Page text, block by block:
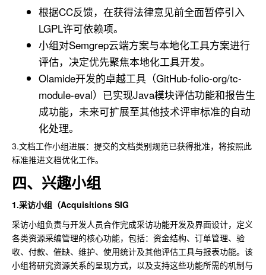
根据CC反馈，在获得法律意见前全面暂停引入
LGPL许可依赖项。
小组对Semgrep云端方案与本地化工具方案进行
评估，决定优先聚焦本地化工具开发。
Olamide开发的卓越工具（GitHub-folio-org/tc-
module-eval）已实现Java模块评估功能和报告生
成功能，未来可扩展至其他技术评审标准的自动
化处理。
3.文档工作小组进展：提交的文档类别规范已获得批准，将按照此
标准推进文档优化工作。
四、兴趣小组
1.采访小组（Acquisitions SIG
采访小组负责与开发人员合作完成采访功能开发及界面设计，定义
各类资源采编管理的核心功能，包括：资金结构、订单管理、验
收、付款、催缺、维护、使用统计及其他评估工具与报表功能。该
小组将研究资源关系的呈现方式，以及支持这些功能所需的机制与